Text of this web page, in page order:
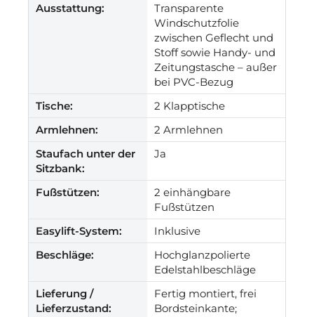
Ausstattung:
Transparente
Windschutzfolie
zwischen Geflecht und
Stoff sowie Handy- und
Zeitungstasche – außer
bei PVC-Bezug
Tische:
2 Klapptische
Armlehnen:
2 Armlehnen
Staufach unter der
Sitzbank:
Ja
Fußstützen:
2 einhängbare
Fußstützen
Easylift-System:
Inklusive
Beschläge:
Hochglanzpolierte
Edelstahlbeschläge
Lieferung /
Lieferzustand:
Fertig montiert, frei
Bordsteinkante;